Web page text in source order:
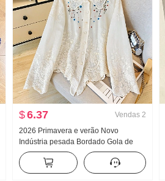
$6.37 Vendas 2
2026 Primavera e verão Novo
Indústria pesada Bordado Gola de
Boneca Camisa feminino Francês
Retrô Proteção Solar Cardigã